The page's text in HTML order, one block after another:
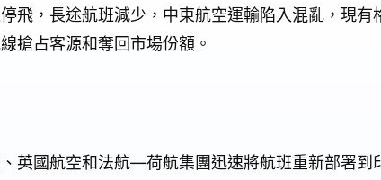
飛，長途航班減少，中東航空運輸陷入混亂，現有
搶占客源和奪回市場份額。
英國航空和法航—荷航集團迅速將航班重新部署到